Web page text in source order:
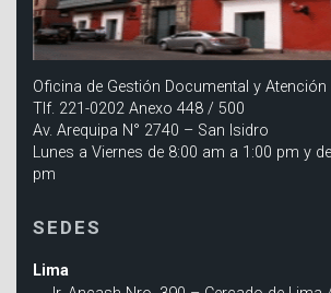
Oficina de Gestión Documental y Atención
Tlf. 221-0202 Anexo 448 / 500
Av. Arequipa N° 2740 – San Isidro
Lunes a Viernes de 8:00 am a 1:00 pm y
pm
SEDES
Lima